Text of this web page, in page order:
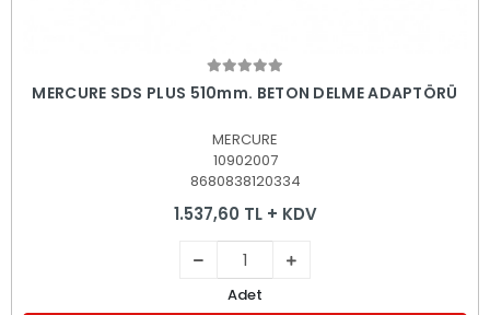
Sepete Ekle
MERCURE SDS PLUS 510mm. BETON DELME ADAPTÖRÜ
MERCURE
10902007
8680838120334
1.537,60 TL + KDV
Adet